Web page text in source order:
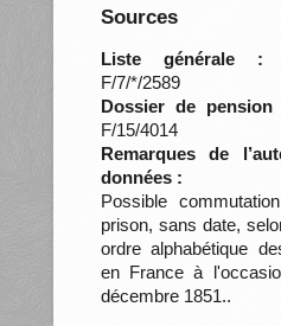
Sources
Liste générale :
F/7/*/2589
Dossier de pension:
F/15/4014
Remarques de
données :
Possible
prison, sans date,
ordre alphabétique
en France à
décembre 1851..